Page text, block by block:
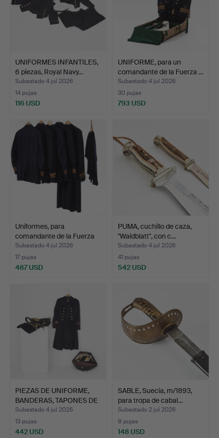
UNIFORMES INFANTILES,
6 piezas, Royal Navy…
Subastado 4 jul 2026
14 pujas
116 USD
UNIFORME, para un
comandante de la Fuerza …
Subastado 4 jul 2026
30 pujas
793 USD
Uniformes, para
comandante de la Fuerza
Aé…
Subastado 4 jul 2026
17 pujas
487 USD
PUMA, cuchillo de caza,
"Waidblatt", con c…
Subastado 4 jul 2026
41 pujas
542 USD
PIEZAS DE UNIFORME,
BANDERAS, TAPONES DE
P…
Subastado 4 jul 2026
13 pujas
442 USD
SABLE, Suecia, m/1893,
para tropa de cabal…
Subastado 2 jul 2026
8 pujas
148 USD